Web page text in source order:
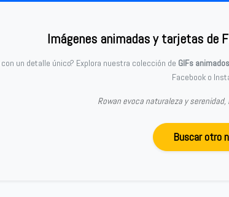
Imágenes animadas y tarjetas de
con un detalle único? Explora nuestra colección de GIFs
Facebook o
Rowan evoca naturaleza y
Buscar otro